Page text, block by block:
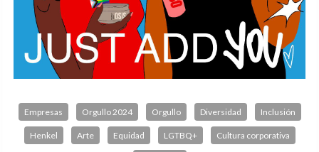
Empresas Orgullo 2024 Orgullo Diversidad Inclusión
Henkel Arte Equidad LGTBQ+ Cultura corporativa